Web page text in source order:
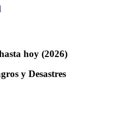
hoy (2026)
y Desastres